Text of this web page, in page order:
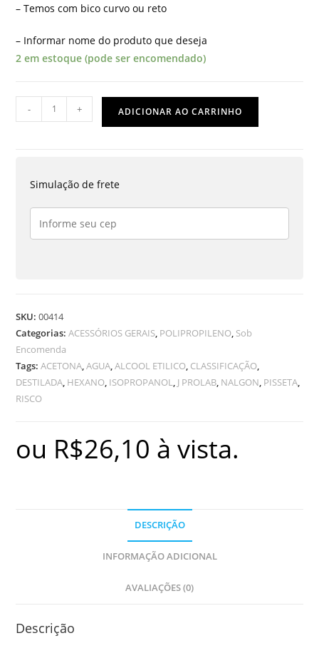
– Temos com bico curvo ou reto
– Informar nome do produto que deseja
2 em estoque (pode ser encomendado)
PISSETA
DE
OCTANO
quantidade
- + ADICIONAR AO CARRINHO
Simulação de frete
SKU:00414
Categorias:ACESSÓRIOS GERAIS, POLIPROPILENO, Sob
Encomenda
Tags:ACETONA,AGUA,ALCOOL ETILICO, CLASSIFICAÇÃO,
DESTILADA, HEXANO, ISOPROPANOL, J PROLAB, NALGON, PISSETA,
RISCO
ou R$26,10 à vista.
DESCRIÇÃO
INFORMAÇÃO ADICIONAL
AVALIAÇÕES (0)
Descrição